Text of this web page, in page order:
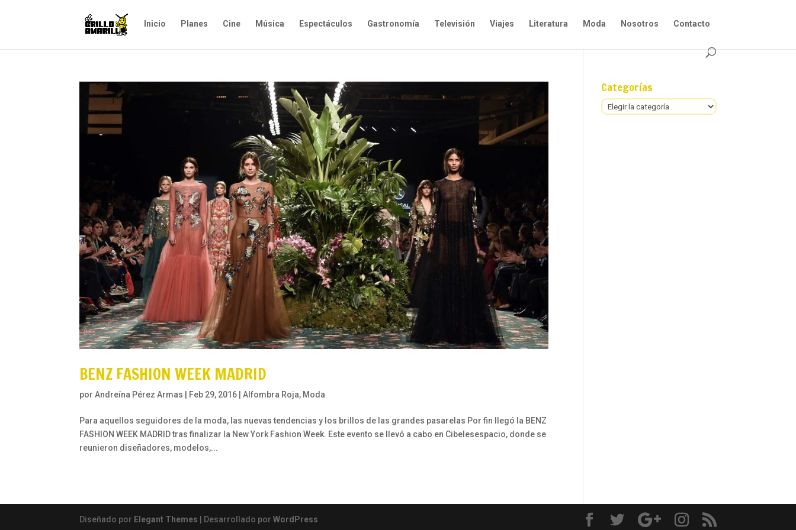
Inicio Planes Cine Música Espectáculos Gastronomía Televisión Viajes Literatura Moda Nosotros Contacto
BENZ FASHION WEEK MADRID
porAndreína Pérez Armas Feb 29, 2016 |Alfombra Roja, Moda
Para aquellos seguidores de la moda, las nuevas tendencias y los brillos de las grandes pasarelas Por fin llegó la BENZ
FASHION WEEK MADRID tras finalizar la New York Fashion Week. Este evento se llevó a cabo en Cibelesespacio, donde se
reunieron diseñadores, modelos,...
Categorías
Categorías
Diseñado por Elegant Themes | Desarrollado porWordPress